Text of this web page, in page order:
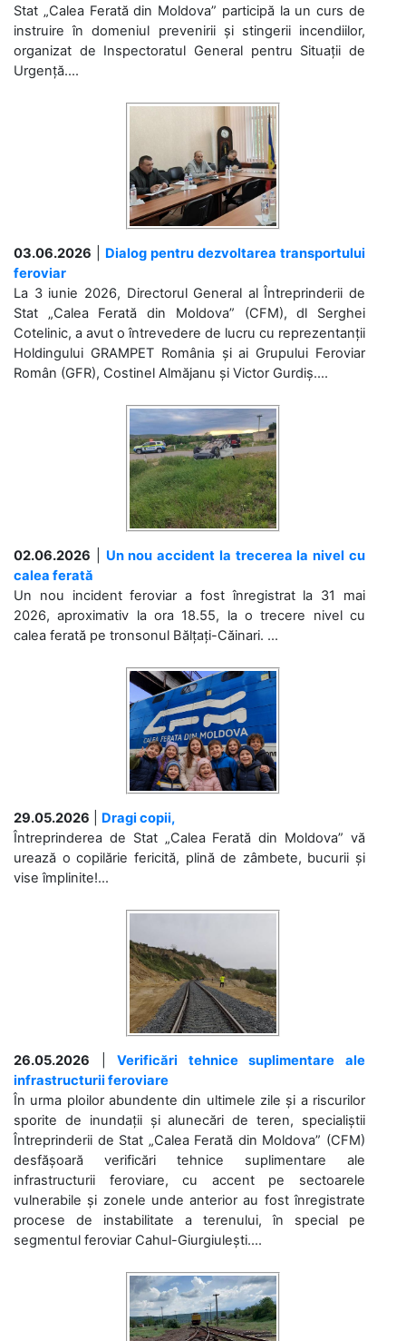
Stat „Calea Ferată din Moldova” participă la un curs de
instruire în domeniul prevenirii și stingerii incendiilor,
organizat de Inspectoratul General pentru Situații de
Urgență....
03.06.2026
Dialog pentru dezvoltarea transportului
feroviar
La 3 iunie 2026, Directorul General al Întreprinderii de
Stat „Calea Ferată din Moldova” (CFM), dl Serghei
Cotelinic, a avut o întrevedere de lucru cu reprezentanții
Holdingului GRAMPET România și ai Grupului Feroviar
Român (GFR), Costinel Almăjanu și Victor Gurdiș....
02.06.2026
Un nou accident la trecerea la nivel cu
calea ferată
Un nou incident feroviar a fost înregistrat la 31 mai
2026, aproximativ la ora 18.55, la o trecere nivel cu
calea ferată pe tronsonul Bălțați-Căinari. ...
29.05.2026
Dragi copii,
Întreprinderea de Stat „Calea Ferată din Moldova” vă
urează o copilărie fericită, plină de zâmbete, bucurii și
vise împlinite!...
26.05.2026 |Verificări tehnice suplimentare ale
infrastructurii feroviare
În urma ploilor abundente din ultimele zile și a riscurilor
sporite de inundații și alunecări de teren, specialiștii
Întreprinderii de Stat „Calea Ferată din Moldova” (CFM)
desfășoară verificări tehnice suplimentare ale
infrastructurii feroviare, cu accent pe sectoarele
vulnerabile și zonele unde anterior au fost înregistrate
procese de instabilitate a terenului, în special pe
segmentul feroviar Cahul-Giurgiulești....